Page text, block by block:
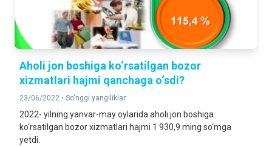
Aholi jon boshiga ko‘rsatilgan bozor
xizmatlari hajmi qanchaga o‘sdi?
23/06/2022 • So'nggi yangiliklar
2022- yilning yanvar-may oylarida aholi jon boshiga
ko‘rsatilgan bozor xizmatlari hajmi 1 930,9 ming so‘mga
yetdi.